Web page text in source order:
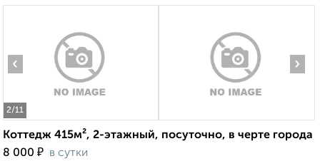
2/11
‹ ›
Коттедж 415м², 2-этажный, посуточно, в черте города
8 000 ₽ в сутки